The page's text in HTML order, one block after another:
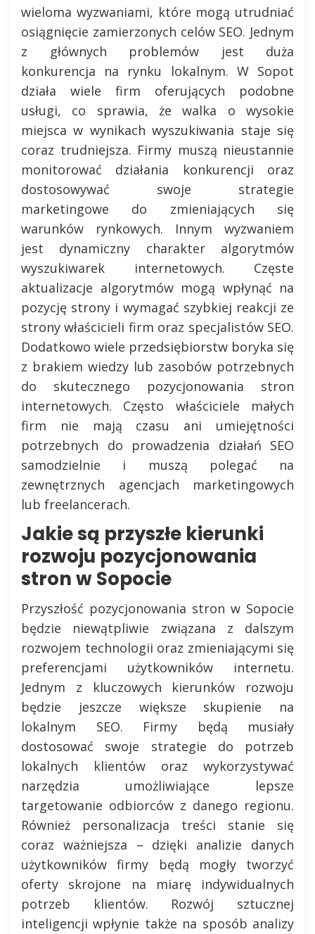
wieloma wyzwaniami, które mogą utrudniać
osiągnięcie zamierzonych celów SEO. Jednym
z głównych problemów jest duża
konkurencja na rynku lokalnym. W Sopot
działa wiele firm oferujących podobne
usługi, co sprawia, że walka o wysokie
miejsca w wynikach wyszukiwania staje się
coraz trudniejsza. Firmy muszą nieustannie
monitorować działania konkurencji oraz
dostosowywać swoje strategie
marketingowe do zmieniających się
warunków rynkowych. Innym wyzwaniem
jest dynamiczny charakter algorytmów
wyszukiwarek internetowych. Częste
aktualizacje algorytmów mogą wpłynąć na
pozycję strony i wymagać szybkiej reakcji ze
strony właścicieli firm oraz specjalistów SEO.
Dodatkowo wiele przedsiębiorstw boryka się
z brakiem wiedzy lub zasobów potrzebnych
do skutecznego pozycjonowania stron
internetowych. Często właściciele małych
firm nie mają czasu ani umiejętności
potrzebnych do prowadzenia działań SEO
samodzielnie i muszą polegać na
zewnętrznych agencjach marketingowych
lub freelancerach.
Jakie są przyszłe kierunki
rozwoju pozycjonowania
stron w Sopocie
Przyszłość pozycjonowania stron w Sopocie
będzie niewątpliwie związana z dalszym
rozwojem technologii oraz zmieniającymi się
preferencjami użytkowników internetu.
Jednym z kluczowych kierunków rozwoju
będzie jeszcze większe skupienie na
lokalnym SEO. Firmy będą musiały
dostosować swoje strategie do potrzeb
lokalnych klientów oraz wykorzystywać
narzędzia umożliwiające lepsze
targetowanie odbiorców z danego regionu.
Również personalizacja treści stanie się
coraz ważniejsza – dzięki analizie danych
użytkowników firmy będą mogły tworzyć
oferty skrojone na miarę indywidualnych
potrzeb klientów. Rozwój sztucznej
inteligencji wpłynie także na sposób analizy